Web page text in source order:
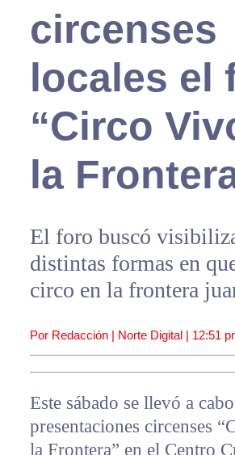
circenses
locales el
“Circo
la
El foro buscó
distintas formas en
circo en la frontera
Por Redacción | Norte Digital | 12:51
Este sábado se llevó a
presentaciones circenses
la Frontera” en el Centro